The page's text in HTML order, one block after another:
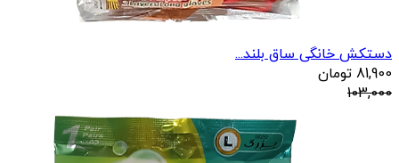
دستکش خانگی ساق بلند...
81,900 تومان
103,000